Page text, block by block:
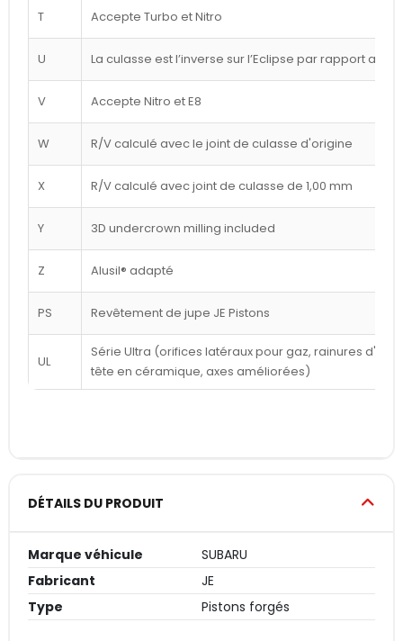
T Accepte Turbo et Nitro
U La culasse est l’inverse sur l’Eclipse par rapport au
V Accepte Nitro et E8
W R/V calculé avec le joint de culasse d'origine
X R/V calculé avec joint de culasse de 1,00 mm
Y 3D undercrown milling included
Z Alusil® adapté
PS Revêtement de jupe JE Pistons
UL
Série Ultra (orifices latéraux pour gaz, rainures
tête en céramique, axes améliorées)
DÉTAILS DU PRODUIT
Marque véhicule
SUBARU
Fabricant
JE
Type
Pistons forgés